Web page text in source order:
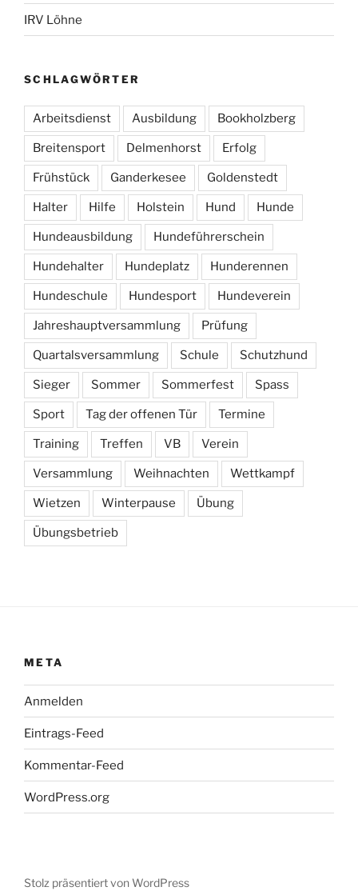
IRV Löhne
SCHLAGWÖRTER
Arbeitsdienst Ausbildung Bookholzberg
Breitensport Delmenhorst Erfolg
Frühstück Ganderkesee Goldenstedt
Halter Hilfe Holstein Hund Hunde
Hundeausbildung Hundeführerschein
Hundehalter Hundeplatz Hunderennen
Hundeschule Hundesport Hundeverein
Jahreshauptversammlung Prüfung
Quartalsversammlung Schule Schutzhund
Sieger Sommer Sommerfest Spass
Sport Tag der offenen Tür Termine
Training Treffen VB Verein
Versammlung Weihnachten Wettkampf
Wietzen Winterpause Übung
Übungsbetrieb
META
Anmelden
Eintrags-Feed
Kommentar-Feed
WordPress.org
Stolz präsentiert von WordPress